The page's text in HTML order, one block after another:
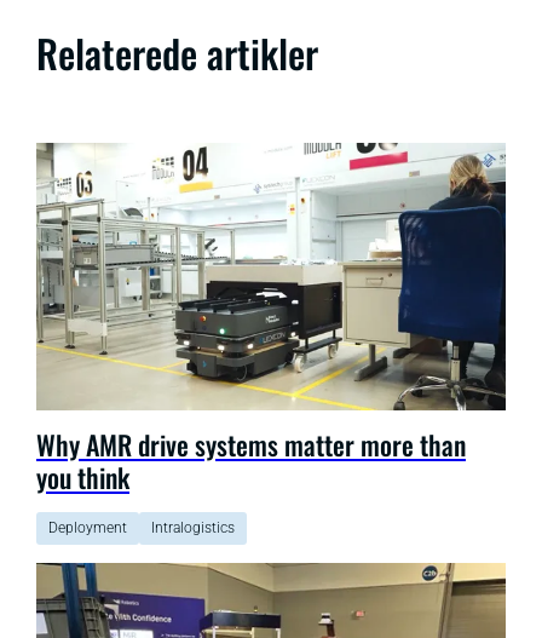
Relaterede artikler
Why AMR drive systems matter more than
you think
Deployment Intralogistics